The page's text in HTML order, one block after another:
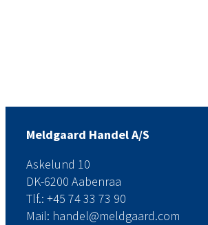
Meldgaard Handel A/S
Askelund 10
DK-6200 Aabenraa
Tlf.: +45 74 33 73 90
Mail: handel@meldgaard.com